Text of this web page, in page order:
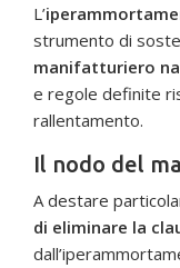
L’
strumento di
manifatturiero
e regole definite
rallentamento.
Il nodo del
A destare
di eliminare la